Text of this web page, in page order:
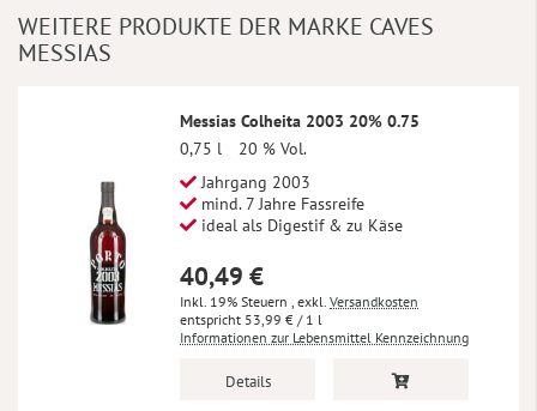
WEITERE PRODUKTE DER MARKE CAVES
MESSIAS
Messias Colheita 2003 20% 0.75
0,75 l
20 % Vol.
Jahrgang 2003
mind. 7 Jahre Fassreife
ideal als Digestif & zu Käse
40,49 €
Inkl. 19% Steuern , exkl. Versandkosten
53,99 € / 1 l
Informationen zur Lebensmittel Kennzeichnung
Details